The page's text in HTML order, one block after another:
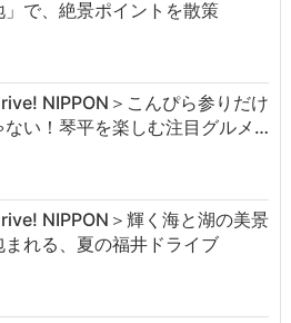
」で、絶景ポイントを散策
NIPPON＞こんぴら参りだけ
ない！琴平を楽しむ注目グルメ…
NIPPON＞輝く海と湖の美景
まれる、夏の福井ドライブ